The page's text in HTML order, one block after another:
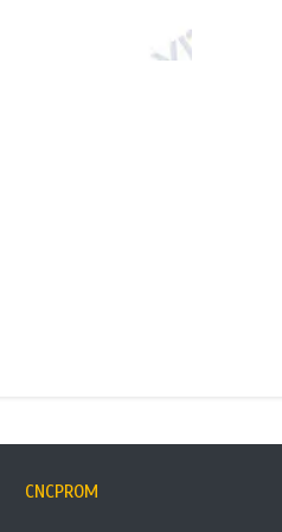
CNCPROM